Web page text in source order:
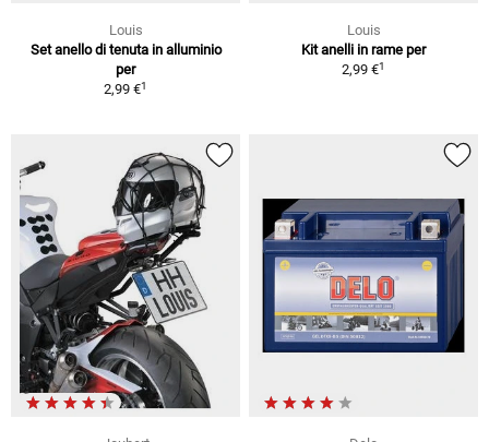
Louis
Set anello di tenuta in alluminio
per
2,99 €1
Louis
Kit anelli in rame per
2,99 €1